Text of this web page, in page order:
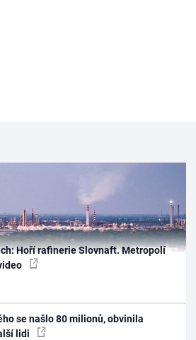
Hoří rafinerie Slovnaft. Metropolí
se našlo 80 milionů, obvinila
lidi